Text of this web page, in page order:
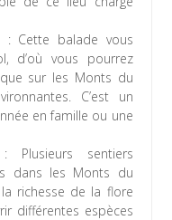
Cette balade vous
d’où vous pourrez
sur les Monts du
C’est un
en famille ou une
Plusieurs sentiers
dans les Monts du
richesse de la flore
différentes espèces